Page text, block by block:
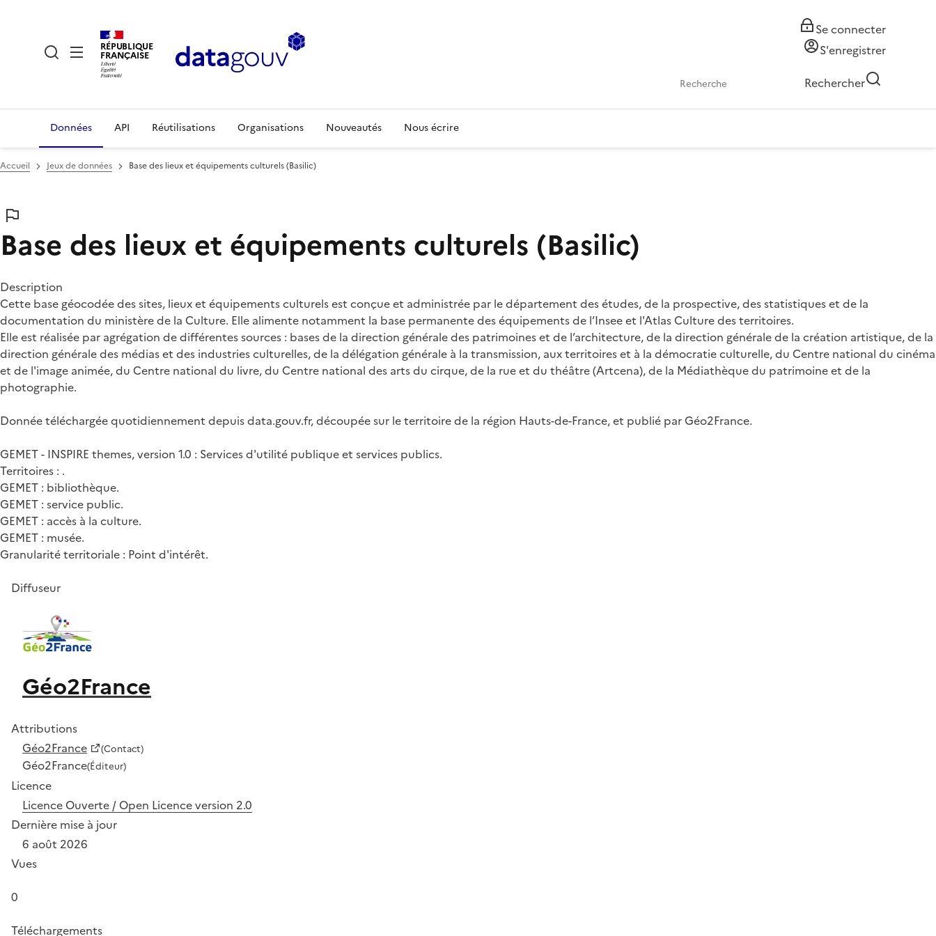
RÉPUBLIQUE
FRANÇAISE
Se connecter
S'enregistrer
Rechercher
Données API Réutilisations Organisations Nouveautés Nous écrire
Accueil Jeux de données Base des lieux et équipements culturels (Basilic)
Base des lieux et équipements culturels (Basilic)
Description
Cette base géocodée des sites, lieux et équipements culturels est conçue et administrée par le département des études, de la prospective, des statistiques et de la
documentation du ministère de la Culture. Elle alimente notamment la base permanente des équipements de l’Insee et l'Atlas Culture des territoires.
Elle est réalisée par agrégation de différentes sources : bases de la direction générale des patrimoines et de l’architecture, de la direction générale de la création artistique, de la
direction générale des médias et des industries culturelles, de la délégation générale à la transmission, aux territoires et à la démocratie culturelle, du Centre national du cinéma
et de l'image animée, du Centre national du livre, du Centre national des arts du cirque, de la rue et du théâtre (Artcena), de la Médiathèque du patrimoine et de la
photographie.
Donnée téléchargée quotidiennement depuis data.gouv.fr, découpée sur le territoire de la région Hauts-de-France, et publié par Géo2France.
GEMET - INSPIRE themes, version 1.0 : Services d'utilité publique et services publics.
Territoires : .
GEMET : bibliothèque.
GEMET : service public.
GEMET : accès à la culture.
GEMET : musée.
Granularité territoriale : Point d'intérêt.
Diffuseur
Géo2France
Attributions
Géo2France
(Contact)
Géo2France(Éditeur)
Licence
Licence Ouverte / Open Licence version 2.0
Dernière mise à jour
6 août 2026
Vues
0
Téléchargements